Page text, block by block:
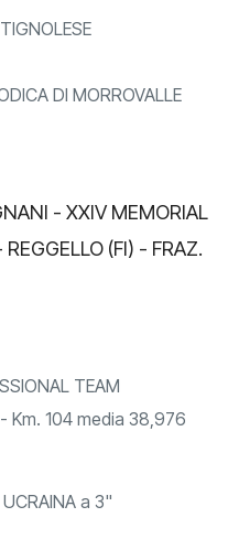
DI MORROVALLE
- XXIV MEMORIAL
(FI) - FRAZ.
TEAM
Km. 104 media 38,976
a 3"